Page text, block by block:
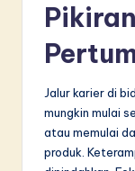
Jalur karier di
mungkin mulai
atau memulai
produk.